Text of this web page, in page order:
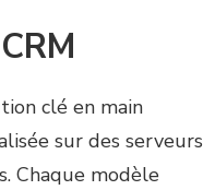
clé en main
sur des serveurs
Chaque modèle